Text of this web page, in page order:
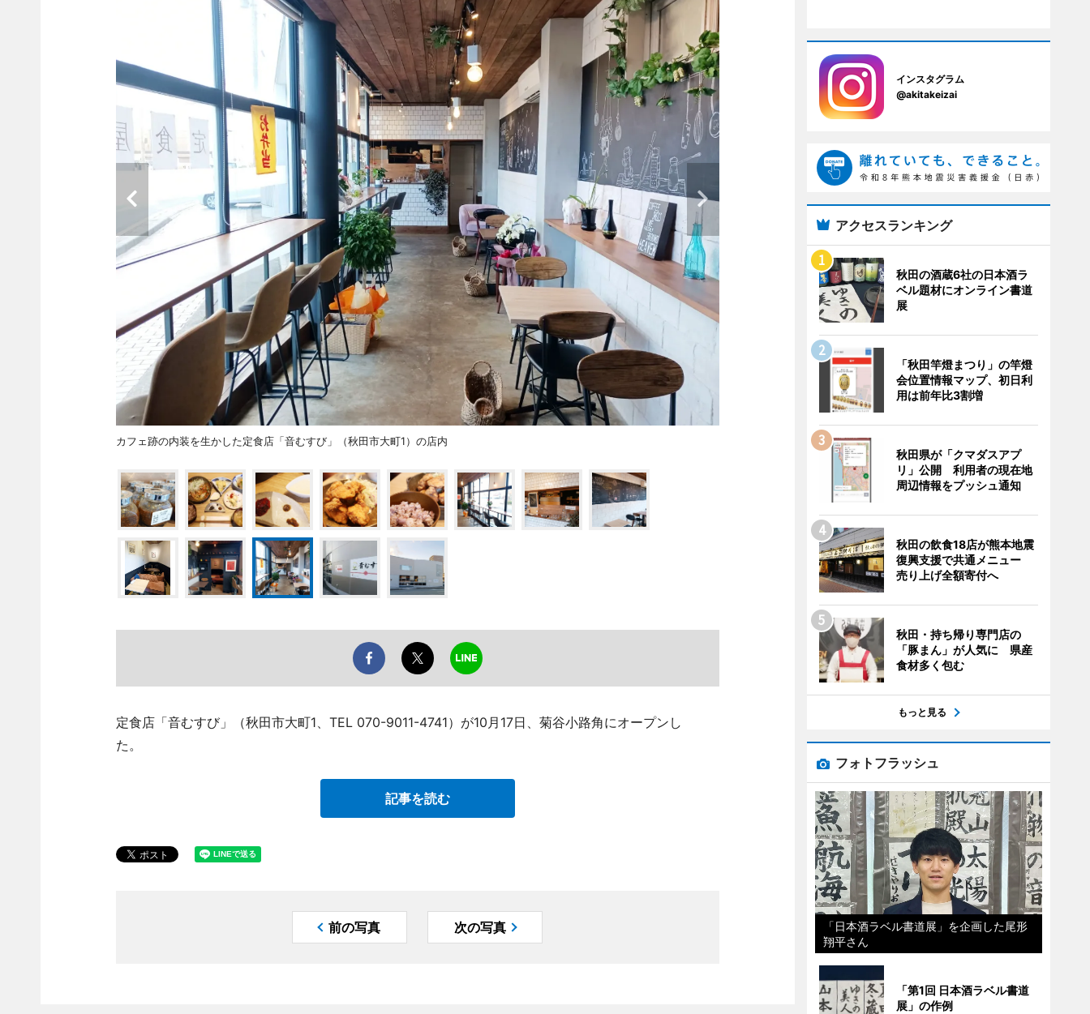
カフェ跡の内装を生かした定食店「音むすび」（秋田市大町1）の店内
定食店「音むすび」（秋田市大町1、TEL 070-9011-4741）が10月17日、菊谷小路角にオープンし
た。
記事を読む
前の写真 次の写真
インスタグラム
@akitakeizai
アクセスランキング
秋田の酒蔵6社の日本酒ラ
ベル題材にオンライン書道
展
「秋田竿燈まつり」の竿燈
会位置情報マップ、初日利
用は前年比3割増
秋田県が「クマダスアプ
リ」公開 利用者の現在地
周辺情報をプッシュ通知
秋田の飲食18店が熊本地震
復興支援で共通メニュー
売り上げ全額寄付へ
秋田・持ち帰り専門店の
「豚まん」が人気に 県産
食材多く包む
もっと見る
フォトフラッシュ
「日本酒ラベル書道展」を企画した尾形
翔平さん
「第1回 日本酒ラベル書道
展」の作例